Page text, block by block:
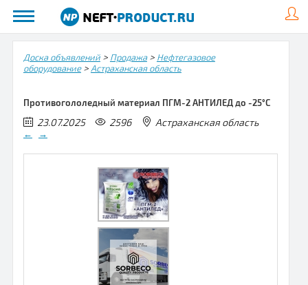
Доска объявлений> Продажа> Нефтегазовое
оборудование> Астраханская область
Противогололедный материал ПГМ-2 АНТИЛЕД до -25°С
23.07.2025 2596 Астраханская область
← →